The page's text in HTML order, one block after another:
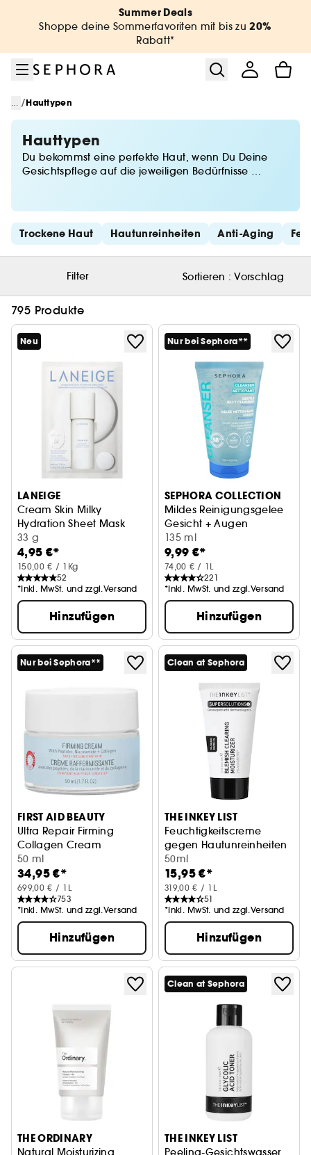
Summer Deals
Shoppe deine Sommerfavoriten mit bis zu20%
Rabatt*
... /Hauttypen
Hauttypen
Du bekommst eine perfekte Haut, wenn Du Deine
Gesichtspflege auf die jeweiligen Bedürfnisse
eine Anti-Falten-Creme braucht - Sephora findet die
passende Antwort für Dich mit den besten
Gesichtspflege-Produkten für empfindliche, trockene,
fettige oder Mischhaut.
Schnelllinks überspringen
Trockene Haut Hautunreinheiten Anti-Aging
Filter Sortieren :Vorschlag
795 Produkte
Neu
LANEIGE
Cream Skin Milky
Hydration Sheet Mask
Hydratisierende, beruhigende Tuchmaske
33 g
4,95 €*
150,00 € / 1Kg
52
*Inkl. MwSt. und zzgl.Versand
Hinzufügen
Nur bei Sephora**
SEPHORA COLLECTION
Mildes Reinigungsgelee
Gesicht + Augen
135 ml
9,99 €*
74,00 € / 1L
221
*Inkl. MwSt. und zzgl.Versand
Hinzufügen
Nur bei Sephora**
FIRST AID BEAUTY
Ultra Repair Firming
Collagen Cream
Straffende Creme mit Peptiden
50 ml
34,95 €*
699,00 € / 1L
753
*Inkl. MwSt. und zzgl.Versand
Hinzufügen
Clean at Sephora
THE INKEY LIST
Feuchtigkeitscreme
gegen Hautunreinheiten
2% NovoRetin™
50ml
15,95 €*
319,00 € / 1L
51
*Inkl. MwSt. und zzgl.Versand
Hinzufügen
THE ORDINARY
Natural Moisturizing
Clean at Sephora
THE INKEY LIST
Peeling-Gesichtswasser